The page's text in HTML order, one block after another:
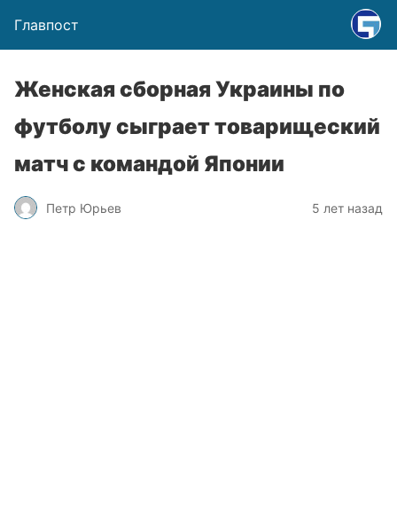
Главпост
Женская сборная Украины по
футболу сыграет товарищеский
матч с командой Японии
Петр Юрьев 5 лет назад